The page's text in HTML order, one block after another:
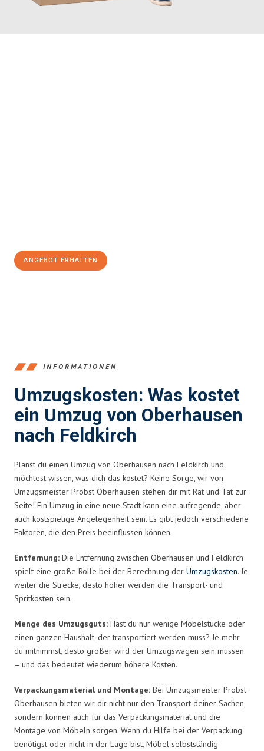
ANGEBOT ERHALTEN
INFORMATIONEN
Umzugskosten: Was kostet
ein Umzug von Oberhausen
nach Feldkirch
Planst du einen Umzug von Oberhausen nach Feldkirch und
möchtest wissen, was dich das kostet? Keine Sorge, wir von
Umzugsmeister Probst Oberhausen stehen dir mit Rat und Tat zur
Seite! Ein Umzug in eine neue Stadt kann eine aufregende, aber
auch kostspielige Angelegenheit sein. Es gibt jedoch verschiedene
Faktoren, die den Preis beeinflussen können.
Entfernung: Die Entfernung zwischen Oberhausen und Feldkirch
spielt eine große Rolle bei der Berechnung der Umzugskosten. Je
weiter die Strecke, desto höher werden die Transport- und
Spritkosten sein.
Menge des Umzugsguts: Hast du nur wenige Möbelstücke oder
einen ganzen Haushalt, der transportiert werden muss? Je mehr
du mitnimmst, desto größer wird der Umzugswagen sein müssen
– und das bedeutet wiederum höhere Kosten.
Verpackungsmaterial und Montage: Bei Umzugsmeister Probst
Oberhausen bieten wir dir nicht nur den Transport deiner Sachen,
sondern können auch für das Verpackungsmaterial und die
Montage von Möbeln sorgen. Wenn du Hilfe bei der Verpackung
benötigst oder nicht in der Lage bist, Möbel selbstständig